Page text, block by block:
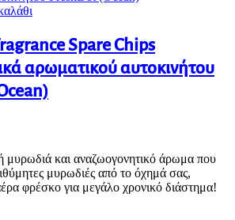
Spare Chips
αρωματικού αυτοκινήτου
μυρωδιά και αναζωογονητικό άρωμα που
μυρωδιές από το όχημά σας,
φρέσκο για μεγάλο χρονικό διάστημα!